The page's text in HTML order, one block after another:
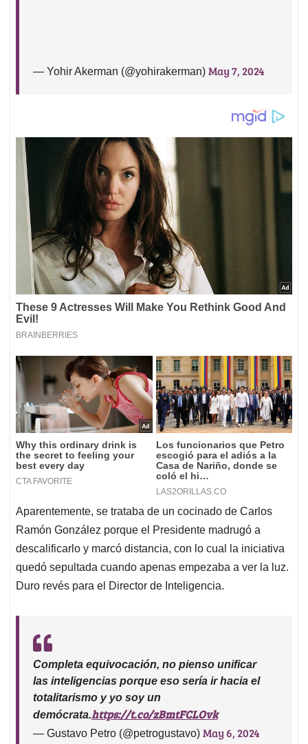
— Yohir Akerman (@yohirakerman) May 7, 2024
Aparentemente, se trataba de un cocinado de Carlos
Ramón González porque el Presidente madrugó a
descalificarlo y marcó distancia, con lo cual la iniciativa
quedó sepultada cuando apenas empezaba a ver la luz.
Duro revés para el Director de Inteligencia.
Completa equivocación, no pienso unificar
las inteligencias porque eso sería ir hacia el
totalitarismo y yo soy un
demócrata.https://t.co/zBmtFCLOvk
— Gustavo Petro (@petrogustavo) May 6, 2024